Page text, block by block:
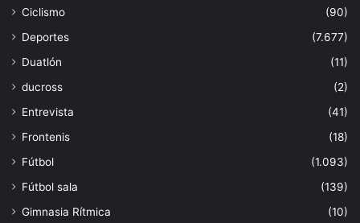
Ciclismo
(90)
Deportes
(7.677)
Duatlón
(11)
ducross
(2)
Entrevista
(41)
Frontenis
(18)
Fútbol
(1.093)
Fútbol sala
(139)
Gimnasia Rítmica
(10)